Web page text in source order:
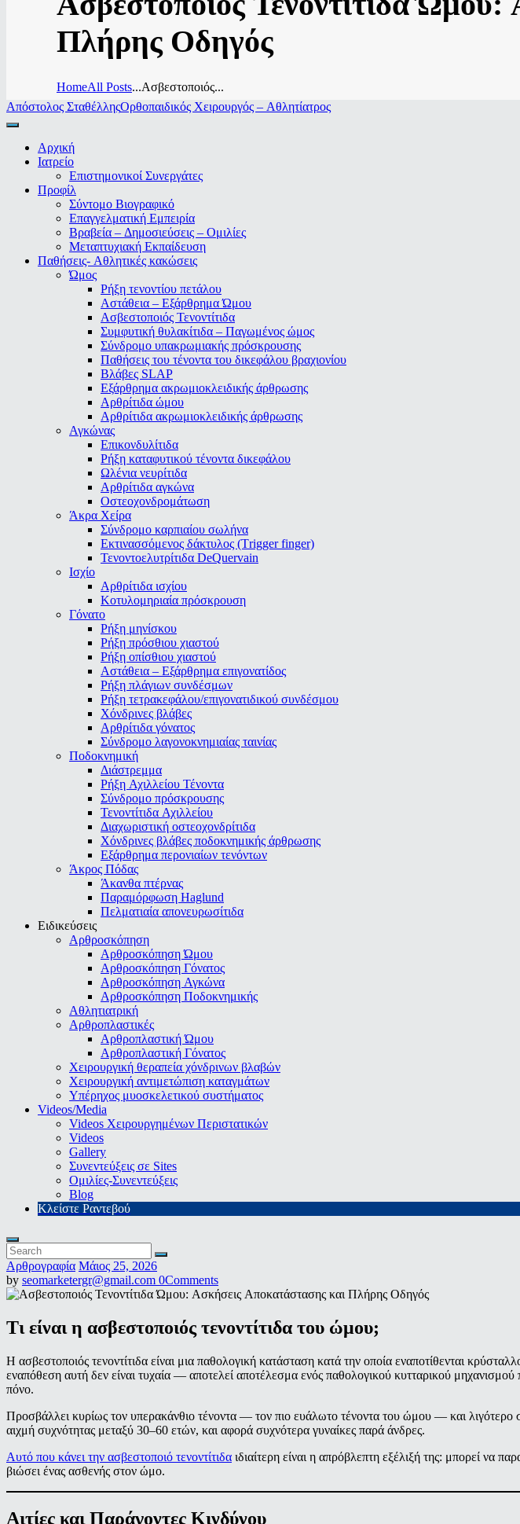
Πλήρης Οδηγός
HomeAll Posts...Ασβεστοποιός...
Απόστολος ΣταθέλληςΟρθοπαιδικός Χειρουργός – Αθλητίατρος
Αρχική
Ιατρείο
Επιστημονικοί Συνεργάτες
Προφίλ
Σύντομο Βιογραφικό
Επαγγελματική Εμπειρία
Βραβεία – Δημοσιεύσεις – Ομιλίες
Μεταπτυχιακή Εκπαίδευση
Παθήσεις- Αθλητικές κακώσεις
Ώμος
Ρήξη τενοντίου πετάλου
Αστάθεια – Εξάρθρημα Ώμου
Ασβεστοποιός Τενοντίτιδα
Συμφυτική θυλακίτιδα – Παγωμένος ώμος
Σύνδρομο υπακρωμιακής πρόσκρουσης
Παθήσεις του τένοντα του δικεφάλου βραχιονίου
Βλάβες SLAP
Εξάρθρημα ακρωμιοκλειδικής άρθρωσης
Αρθρίτιδα ώμου
Αρθρίτιδα ακρωμιοκλειδικής άρθρωσης
Αγκώνας
Επικονδυλίτιδα
Ρήξη καταφυτικού τένοντα δικεφάλου
Ωλένια νευρίτιδα
Αρθρίτιδα αγκώνα
Οστεοχονδρομάτωση
Άκρα Χείρα
Σύνδρομο καρπιαίου σωλήνα
Εκτινασσόμενος δάκτυλος (Τrigger finger)
Τενοντοελυτρίτιδα DeQuervain
Ισχίο
Αρθρίτιδα ισχίου
Κοτυλομηριαία πρόσκρουση
Γόνατο
Ρήξη μηνίσκου
Ρήξη πρόσθιου χιαστού
Ρήξη οπίσθιου χιαστού
Αστάθεια – Εξάρθρημα επιγονατίδος
Ρήξη πλάγιων συνδέσμων
Ρήξη τετρακεφάλου/επιγονατιδικού συνδέσμου
Χόνδρινες βλάβες
Αρθρίτιδα γόνατος
Σύνδρομο λαγονοκνημιαίας ταινίας
Ποδοκνημική
Διάστρεμμα
Ρήξη Αχιλλείου Τένοντα
Σύνδρομο πρόσκρουσης
Τενοντίτιδα Αχιλλείου
Διαχωριστική οστεοχονδρίτιδα
Χόνδρινες βλάβες ποδοκνημικής άρθρωσης
Εξάρθρημα περονιαίων τενόντων
Άκρος Πόδας
Άκανθα πτέρνας
Παραμόρφωση Haglund
Πελματιαία απονευρωσίτιδα
Ειδικεύσεις
Αρθροσκόπηση
Αρθροσκόπηση Ώμου
Αρθροσκόπηση Γόνατος
Αρθροσκόπηση Αγκώνα
Αρθροσκόπηση Ποδοκνημικής
Αθλητιατρική
Αρθροπλαστικές
Αρθροπλαστική Ώμου
Αρθροπλαστική Γόνατος
Χειρουργική θεραπεία χόνδρινων βλαβών
Χειρουργική αντιμετώπιση καταγμάτων
Υπέρηχος μυοσκελετικού συστήματος
Videos/Media
Videos Χειρουργημένων Περιστατικών
Videos
Gallery
Συνεντεύξεις σε Sites
Ομιλίες-Συνεντεύξεις
Blog
Κλείστε Ραντεβού
Αρθρογραφία Μάιος 25, 2026
by seomarketergr@gmail.com 0Comments
Τι είναι η ασβεστοποιός τενοντίτιδα του ώμου;
Η ασβεστοποιός τενοντίτιδα είναι μια παθολογική κατάσταση κατά την οποία εναποτίθενται
εναπόθεση αυτή δεν είναι τυχαία — αποτελεί αποτέλεσμα ενός παθολογικού κυτταρικού
πόνο.
Προσβάλλει κυρίως τον υπερακάνθιο τένοντα — τον πιο ευάλωτο τένοντα του ώμου — και
αιχμή συχνότητας μεταξύ 30–60 ετών, και αφορά συχνότερα γυναίκες παρά άνδρες.
Αυτό που κάνει την ασβεστοποιό τενοντίτιδα ιδιαίτερη είναι η απρόβλεπτη εξέλιξή της: μπορεί να
βιώσει ένας ασθενής στον ώμο.
Αιτίες και Παράγοντες Κινδύνου